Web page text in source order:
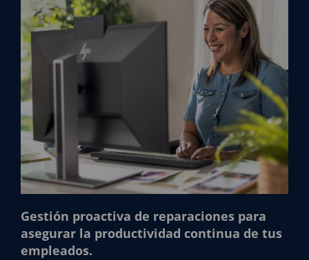
Gestión proactiva de reparaciones para
asegurar la productividad continua de tus
empleados.